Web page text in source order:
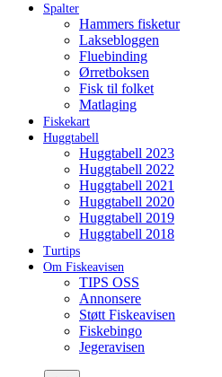
Spalter
Hammers fisketur
Laksebloggen
Fluebinding
Ørretboksen
Fisk til folket
Matlaging
Fiskekart
Huggtabell
Huggtabell 2023
Huggtabell 2022
Huggtabell 2021
Huggtabell 2020
Huggtabell 2019
Huggtabell 2018
Turtips
Om Fiskeavisen
TIPS OSS
Annonsere
Støtt Fiskeavisen
Fiskebingo
Jegeravisen